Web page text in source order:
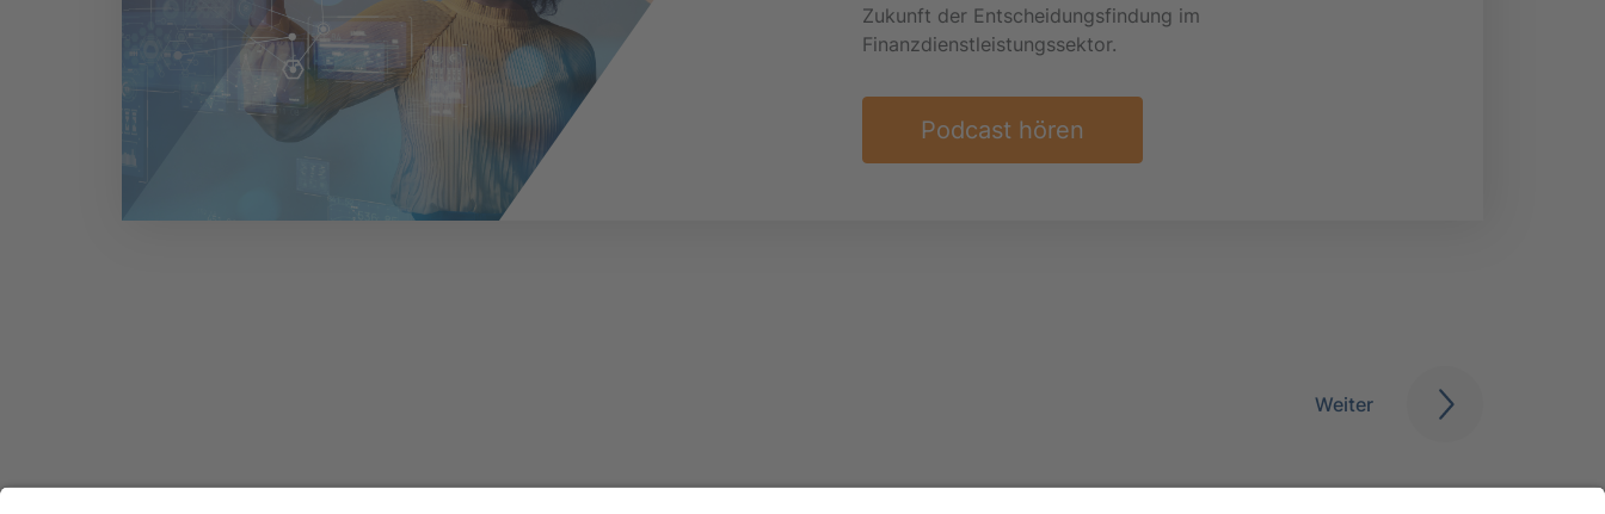
Zukunft der Entscheidungsfindung im
Finanzdienstleistungssektor.
Podcast hören
Weiter